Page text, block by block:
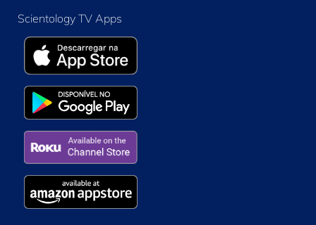
Scientology TV Apps